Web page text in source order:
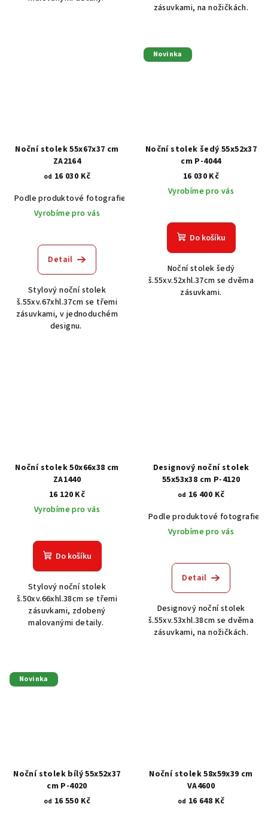
zásuvkami, na nožičkách.
Noční stolek 55x67x37 cm
ZA2164
od 16 030 Kč
Podle produktové fotografie
Akát vintage BT1551
Vyrobíme pro vás
Detail
Stylový noční stolek
š.55xv.67xhl.37cm se třemi
zásuvkami, v jednoduchém
designu.
Novinka
Noční stolek šedý 55x52x37
cm P-4044
16 030 Kč
Vyrobíme pro vás
Do košíku
Noční stolek šedý
š.55xv.52xhl.37cm se dvěma
zásuvkami.
Noční stolek 50x66x38 cm
ZA1440
16 120 Kč
Vyrobíme pro vás
Do košíku
Stylový noční stolek
š.50xv.66xhl.38cm se třemi
zásuvkami, zdobený
malovanými detaily.
Designový noční stolek
55x53x38 cm P-4120
od 16 400 Kč
Podle produktové fotografie
Vyrobíme pro vás
Detail
Designový noční stolek
š.55xv.53xhl.38cm se dvěma
zásuvkami, na nožičkách.
Novinka
Noční stolek bílý 55x52x37
cm P-4020
od 16 550 Kč
Noční stolek 58x59x39 cm
VA4600
od 16 648 Kč